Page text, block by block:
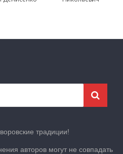
традиции!
авторов могут не совпадать